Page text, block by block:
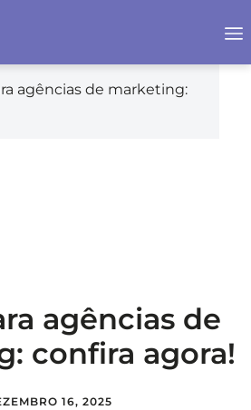
agências de marketing:
agências de
confira agora!
16, 2025